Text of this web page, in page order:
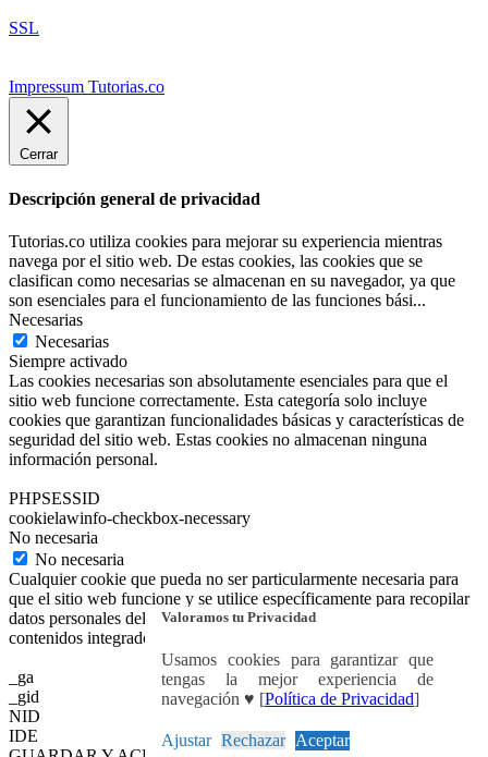
SSL
Impressum Tutorias.co
Valoramos tu Privacidad
Usamos cookies para garantizar que
tengas la mejor experiencia de
navegación ♥ [Política de Privacidad]
Ajustar Rechazar Aceptar
Cerrar
Descripción general de privacidad
Tutorias.co utiliza cookies para mejorar su experiencia mientras
navega por el sitio web. De estas cookies, las cookies que se
clasifican como necesarias se almacenan en su navegador, ya que
son esenciales para el funcionamiento de las funciones bási...
Necesarias
Necesarias
Siempre activado
Las cookies necesarias son absolutamente esenciales para que el
sitio web funcione correctamente. Esta categoría solo incluye
cookies que garantizan funcionalidades básicas y características de
seguridad del sitio web. Estas cookies no almacenan ninguna
información personal.
PHPSESSID
cookielawinfo-checkbox-necessary
No necesaria
No necesaria
Cualquier cookie que pueda no ser particularmente necesaria para
que el sitio web funcione y se utilice específicamente para recopilar
datos personales del usuario a través de análisis, anuncios y otros
contenidos integrados se denomina cookie no necesaria.
_ga
_gid
NID
IDE